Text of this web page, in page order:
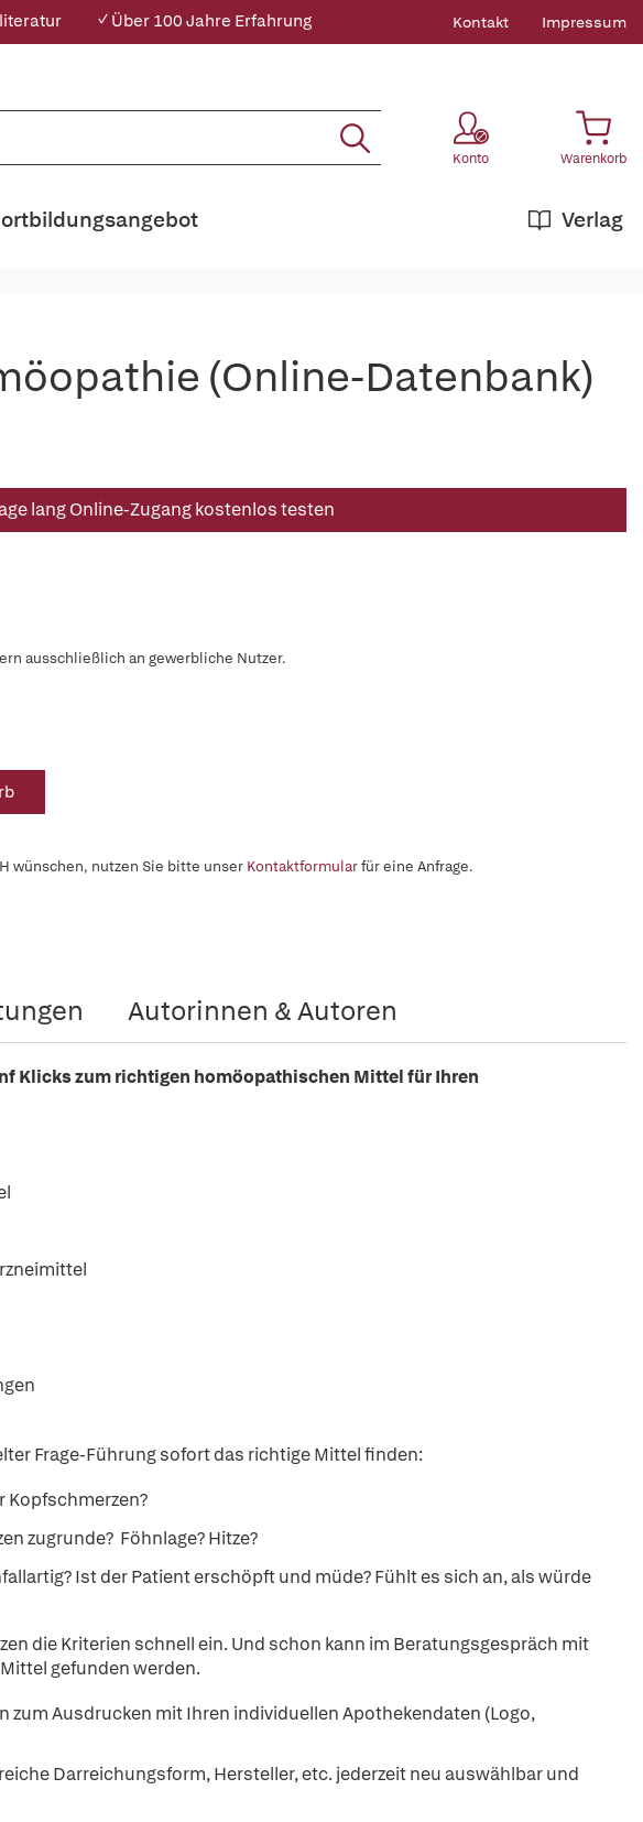
✓ Über 100 Jahre Erfahrung Kontakt Impressum
Konto Warenkorb
Verlag
(Online-Datenbank)
lang Online-Zugang kostenlos testen
ausschließlich an gewerbliche Nutzer.
wünschen, nutzen Sie bitte unser Kontaktformularfür eine Anfrage.
Autorinnen & Autoren
Klicks zum richtigen homöopathischen Mittel für Ihren
Frage-Führung sofort das richtige Mittel finden:
Kopfschmerzen?
zugrunde? Föhnlage? Hitze?
Ist der Patient erschöpft und müde? Fühlt es sich an, als würde
die Kri­terien schnell ein. Und schon kann im Beratungsgespräch mit
gefunden werden.
Ausdrucken mit Ihren indivi­duellen Apothekendaten (Logo,
Darreichungsform, Hersteller, etc. jederzeit neu auswählbar und